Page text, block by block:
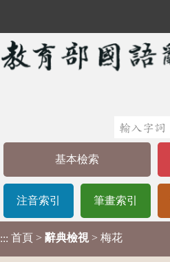
基本檢索
注音索引 筆畫索引
::: 首頁 > 辭典檢視 > 梅花